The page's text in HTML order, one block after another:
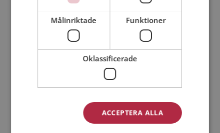
Jag är en: Man Kvinna
Min ålder:
Målinriktade Funktioner
Oklassificerade
ACCEPTERA ALLA